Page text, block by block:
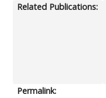
Related Publications:
Permalink: